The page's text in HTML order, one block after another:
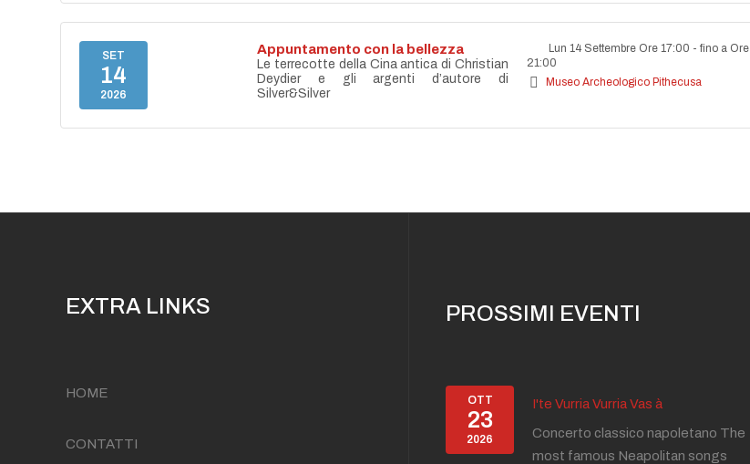
SET
14
2026
Appuntamento con la bellezza
Le terrecotte della Cina antica di Christian
Deydier e gli argenti d’autore di
Silver&Silver
Lun 14 Settembre Ore 17:00 - fino a Ore
21:00
Museo Archeologico Pithecusa
EXTRA LINKS
HOME
CONTATTI
PROSSIMI EVENTI
OTT
23
2026
I'te Vurria Vurria Vas à
Concerto classico napoletano The
most famous Neapolitan songs